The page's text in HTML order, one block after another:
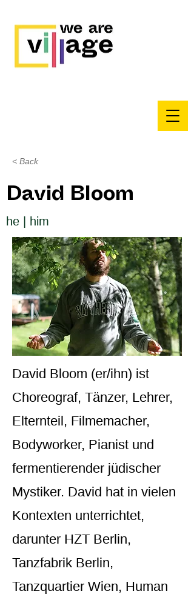
< Back
David Bloom
he | him
David Bloom (er/ihn) ist
Choreograf, Tänzer, Lehrer,
Elternteil, Filmemacher,
Bodyworker, Pianist und
fermentierender jüdischer
Mystiker. David hat in vielen
Kontexten unterrichtet,
darunter HZT Berlin,
Tanzfabrik Berlin,
Tanzquartier Wien, Human